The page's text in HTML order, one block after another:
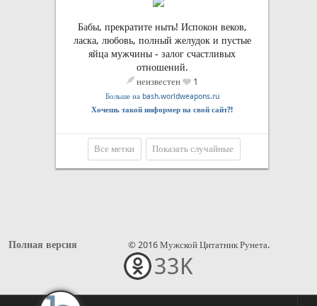
Бабы, прекратите ныть! Испокон веков,
ласка, любовь, полный желудок и пустые
яйца мужчины - залог счастливых
отношений.
неизвестен 1
Больше на bash.worldweapons.ru
Хочешь такой информер на свой сайт?!
Все метки Показать случайные
Полная версия © 2016 Мужской Цитатник Рунета.
33K